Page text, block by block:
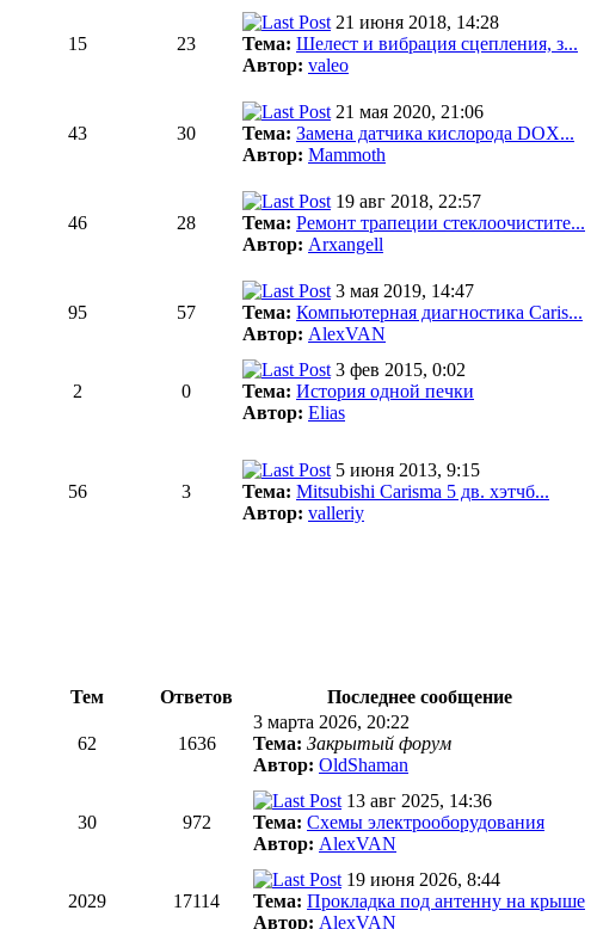
15 23
21 июня 2018, 14:28
Тема: Шелест и вибрация сцепления, з...
Автор: valeo
43 30
21 мая 2020, 21:06
Тема: Замена датчика кислорода DOX...
Автор: Mammoth
46 28
19 авг 2018, 22:57
Тема: Ремонт трапеции стеклоочистите...
Автор: Arxangell
95 57
3 мая 2019, 14:47
Тема: Компьютерная диагностика Caris...
Автор: AlexVAN
2 0
3 фев 2015, 0:02
Тема: История одной печки
Автор: Elias
56 3
5 июня 2013, 9:15
Тема: Mitsubishi Carisma 5 дв. хэтчб...
Автор: valleriy
Тем Ответов
Последнее сообщение
62 1636
3 марта 2026, 20:22
Тема: Закрытый форум
Автор: OldShaman
30 972
13 авг 2025, 14:36
Тема: Схемы электрооборудования
Автор: AlexVAN
2029 17114
19 июня 2026, 8:44
Тема: Прокладка под антенну на крыше
Автор: AlexVAN